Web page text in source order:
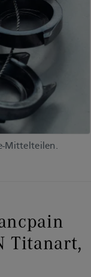
Mittelteilen.
Titanart,